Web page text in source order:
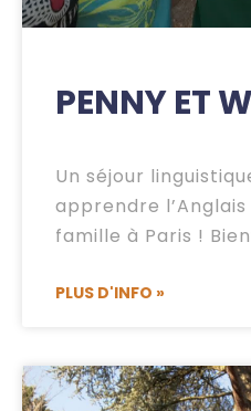
PENNY ET
Un séjour
apprendre l’Anglais
famille à Paris !
PLUS D'INFO »